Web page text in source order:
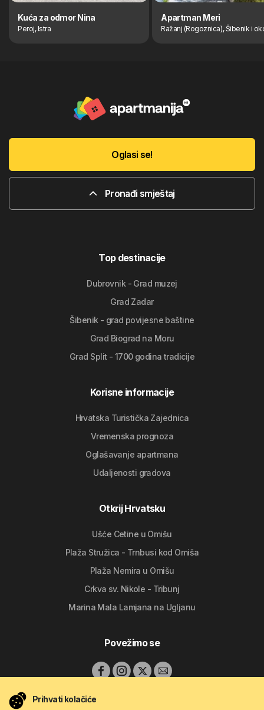
Kuća za odmor Nina
Peroj, Istra
Apartman Meri
Ražanj (Rogoznica), Šibenik i
Oglasi se!
Pronađi smještaj
Top destinacije
Dubrovnik - Grad muzej
Grad Zadar
Šibenik - grad povijesne baštine
Grad Biograd na Moru
Grad Split - 1700 godina tradicije
Korisne informacije
Hrvatska Turistička Zajednica
Vremenska prognoza
Oglašavanje apartmana
Udaljenosti gradova
Otkrij Hrvatsku
Ušće Cetine u Omišu
Plaža Stružica - Trnbusi kod Omiša
Plaža Nemira u Omišu
Crkva sv. Nikole - Tribunj
Marina Mala Lamjana na Ugljanu
Povežimo se
Prihvati kolačiće